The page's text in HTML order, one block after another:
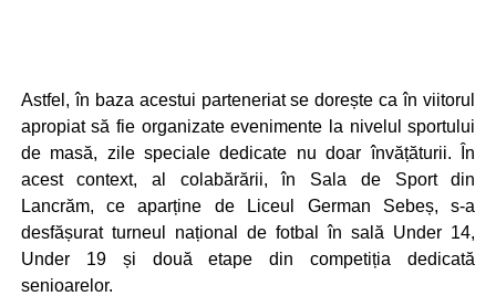
Astfel, în baza acestui parteneriat se dorește ca în viitorul
apropiat să fie organizate evenimente la nivelul sportului
de masă, zile speciale dedicate nu doar învățăturii. În
acest context, al colabărării, în Sala de Sport din
Lancrăm, ce aparține de Liceul German Sebeș, s-a
desfășurat turneul național de fotbal în sală Under 14,
Under 19 și două etape din competiția dedicată
senioarelor.